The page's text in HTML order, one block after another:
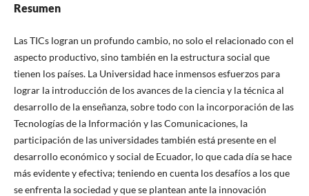
Resumen
Las TICs logran un profundo cambio, no solo el relacionado con el
aspecto productivo, sino también en la estructura social que
tienen los países. La Universidad hace inmensos esfuerzos para
lograr la introducción de los avances de la ciencia y la técnica al
desarrollo de la enseñanza, sobre todo con la incorporación de las
Tecnologías de la Información y las Comunicaciones, la
participación de las universidades también está presente en el
desarrollo económico y social de Ecuador, lo que cada día se hace
más evidente y efectiva; teniendo en cuenta los desafíos a los que
se enfrenta la sociedad y que se plantean ante la innovación